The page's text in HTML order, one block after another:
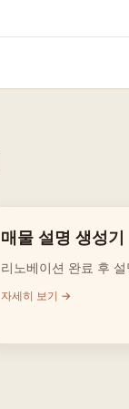
매물 설명 생성기
리노베이션 완료 후
자세히 보기 →